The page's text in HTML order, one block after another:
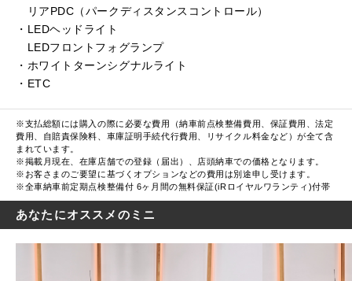
リアPDC（パークディスタンスコントロール）
・LEDヘッドライト
LEDフロントフォグランプ
・ホワイトターンシグナルライト
・ETC
※支払総額には購入の際に必要な費用（納車前点検整備費用、保証費用、法定
費用、自賠責保険料、車庫証明手続代行費用、リサイクル料金など）が全て含
まれています。
※掲載月現在、在庫店舗での登録（届出）、店頭納車での価格となります。
※お客さまのご要望に基づくオプションなどの費用は別途申し受けます。
※全車納車前定期点検整備付 6ヶ月間の無料保証(iRロイヤルワランティ)付帯
あなたにオススメのミニ